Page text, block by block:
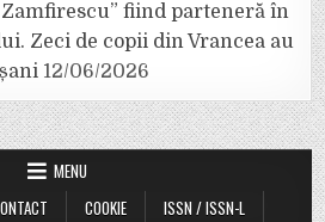
fiind parteneră în
Zeci de copii din Vrancea au
12/06/2026
MENU
COOKIE
ISSN / ISSN-L